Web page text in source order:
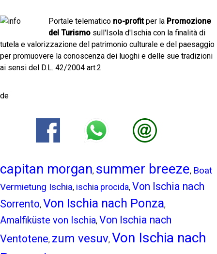
Portale telematico no-profitper la Promozione
del Turismo sull'Isola d'Ischia con la finalità di
tutela e valorizzazione del patrimonio culturale e del paesaggio
per promuovere la conoscenza dei luoghi e delle sue tradizioni
ai sensi del D.L. 42/2004 art.2
de
capitan morgan, summer breeze, Boat
Vermietung Ischia, ischia procida, Von Ischia nach
Sorrento, Von Ischia nach Ponza,
Amalfiküste von Ischia, Von Ischia nach
Ventotene, zum vesuv, Von Ischia nach